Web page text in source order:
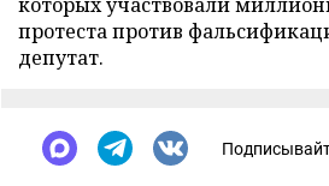
протеста против
депутат.